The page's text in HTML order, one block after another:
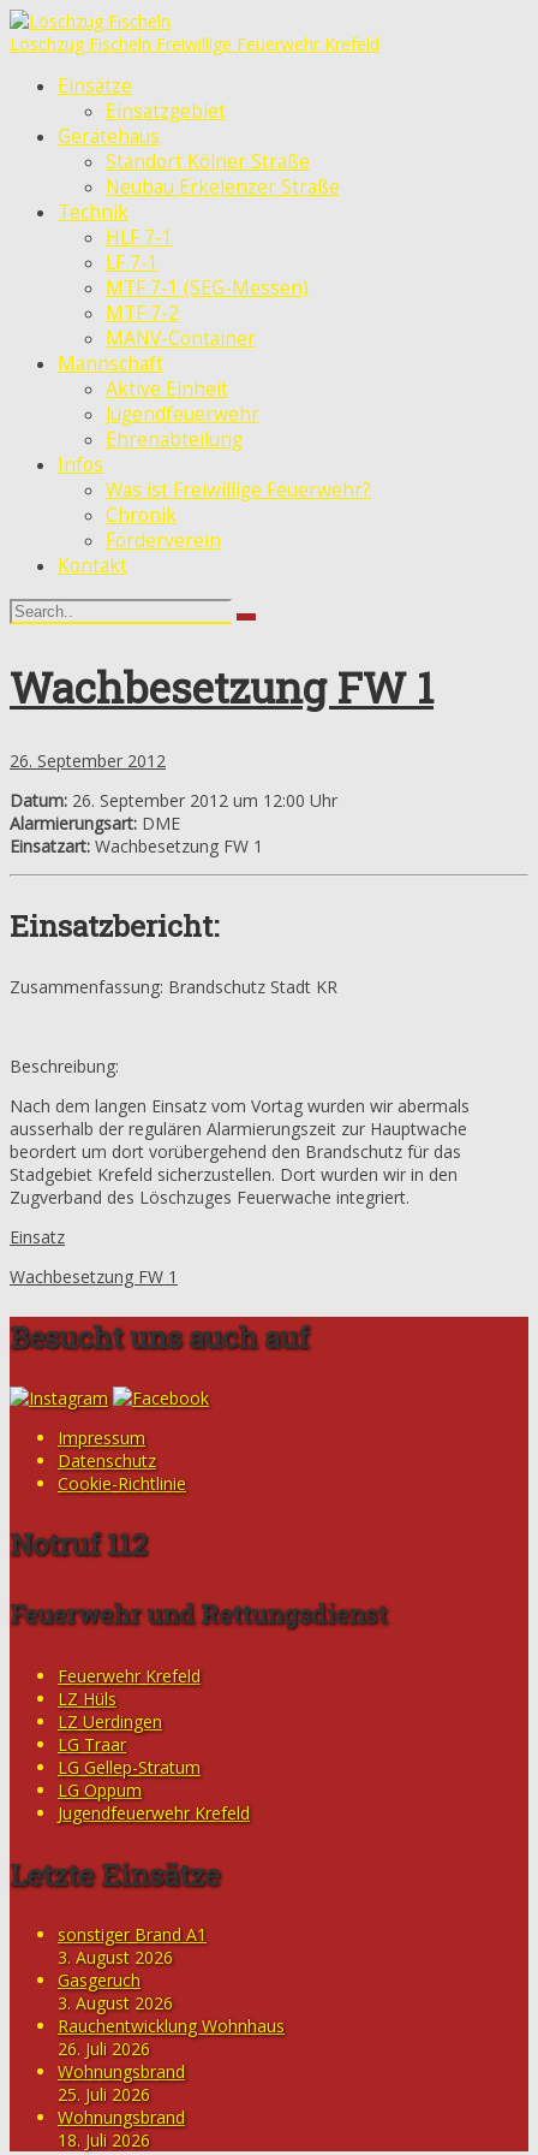
Löschzug Fischeln Freiwillige Feuerwehr Krefeld
Einsätze
Einsatzgebiet
Gerätehaus
Standort Kölner Straße
Neubau Erkelenzer Straße
Technik
HLF 7-1
LF 7-1
MTF 7-1 (SEG-Messen)
MTF 7-2
MANV-Container
Mannschaft
Aktive Einheit
Jugendfeuerwehr
Ehrenabteilung
Infos
Was ist Freiwillige Feuerwehr?
Chronik
Förderverein
Kontakt
Wachbesetzung FW 1
26. September 2012
Datum: 26. September 2012 um 12:00 Uhr
Alarmierungsart: DME
Einsatzart: Wachbesetzung FW 1
Einsatzbericht:
Zusammenfassung: Brandschutz Stadt KR
Beschreibung:
Nach dem langen Einsatz vom Vortag wurden wir abermals
ausserhalb der regulären Alarmierungszeit zur Hauptwache
beordert um dort vorübergehend den Brandschutz für das
Stadgebiet Krefeld sicherzustellen. Dort wurden wir in den
Zugverband des Löschzuges Feuerwache integriert.
Einsatz
Wachbesetzung FW 1
Besucht uns auch auf
Impressum
Datenschutz
Cookie-Richtlinie
Notruf 112
Feuerwehr und Rettungsdienst
Feuerwehr Krefeld
LZ Hüls
LZ Uerdingen
LG Traar
LG Gellep-Stratum
LG Oppum
Jugendfeuerwehr Krefeld
Letzte Einsätze
sonstiger Brand A1
3. August 2026
Gasgeruch
3. August 2026
Rauchentwicklung Wohnhaus
26. Juli 2026
Wohnungsbrand
25. Juli 2026
Wohnungsbrand
18. Juli 2026